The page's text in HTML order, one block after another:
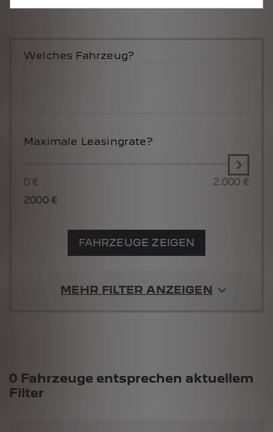
Welches Fahrzeug?
Maximale Leasingrate?
0 €
2.000 €
2000€
FAHRZEUGE ZEIGEN
MEHR FILTER ANZEIGEN
Suchergebnisse
0 Fahrzeuge entsprechen aktuellem
Filter